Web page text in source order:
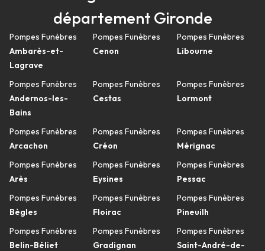
département Gironde
Pompes Funèbres
Ambarès-et-
Lagrave
Pompes Funèbres
Andernos-les-
Bains
Pompes Funèbres
Arcachon
Pompes Funèbres
Arès
Pompes Funèbres
Bègles
Pompes Funèbres
Belin-Béliet
Pompes Funèbres
Cenon
Pompes Funèbres
Cestas
Pompes Funèbres
Créon
Pompes Funèbres
Eysines
Pompes Funèbres
Floirac
Pompes Funèbres
Gradignan
Pompes Funèbres
Libourne
Pompes Funèbres
Lormont
Pompes Funèbres
Mérignac
Pompes Funèbres
Pessac
Pompes Funèbres
Pineuilh
Pompes Funèbres
Saint-André-de-